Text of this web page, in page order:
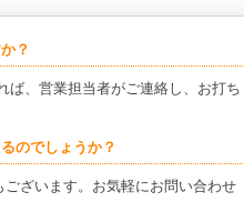
？
ば、営業担当者がご連絡し、お打ち
のでしょうか？
ざいます。お気軽にお問い合わせ